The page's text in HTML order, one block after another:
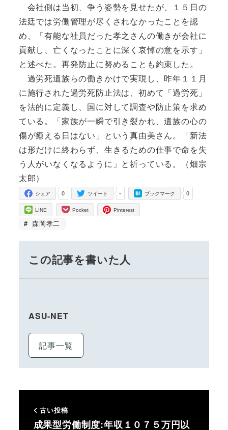
会社側は当初、争う姿勢を見せたが、１５日の
法廷では労働管理が尽くされなかったことを認
め、「有能な社員だった孝之さんの働きが会社に
貢献し、亡くなったことに深く哀悼の意を示す」
と述べた。再発防止に努めることも約束した。
過労死遺族らの働きかけで実現し、昨年１１月
に施行された過労死防止法は、初めて「過労死」
を法的に定義し、国に対して調査や防止策を求め
ている。「家族が一瞬で引き裂かれ、遺族の心の
傷が癒える日はない」という真由美さん。「新法
は形だけに終わらず、生きるための仕事で命を失
う人がいなくなるように」と祈っている。（畑宗
太郎）
0
シェア -
ツイート 0
ブックマーク
LINE Pocket Pinterest
森岡孝二
この記事を書いた人
ASU-NET
記事一覧
古い投稿
成果型労働制度:年収１０７５万円以